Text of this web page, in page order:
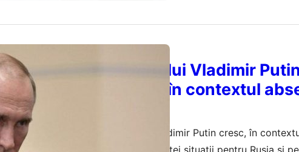
Starea de sănătate a lui Vladimir
implicații geopolitice în contextul
prelungite
Speculațiile despre sănătatea lui Vladimir Putin cresc, în
din public. Analizăm implicațiile acestei situații pentru Rusia și